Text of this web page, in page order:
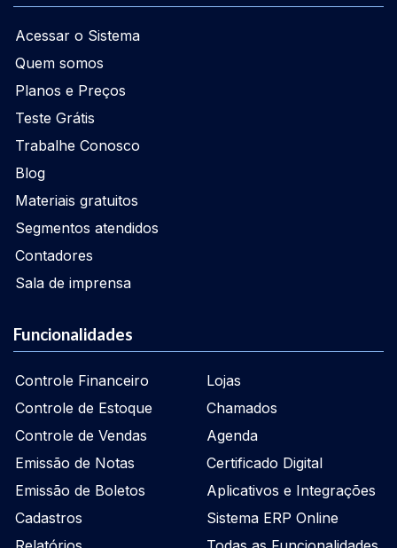
Acessar o Sistema
Quem somos
Planos e Preços
Teste Grátis
Trabalhe Conosco
Blog
Materiais gratuitos
Segmentos atendidos
Contadores
Sala de imprensa
Funcionalidades
Controle Financeiro
Controle de Estoque
Controle de Vendas
Emissão de Notas
Emissão de Boletos
Cadastros
Lojas
Chamados
Agenda
Certificado Digital
Aplicativos e Integrações
Sistema ERP Online